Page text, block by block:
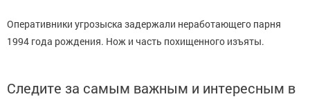
Оперативники угрозыска задержали неработающего парня
1994 года рождения. Нож и часть похищенного изъяты.
Следите за самым важным и интересным в